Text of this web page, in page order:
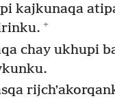
kajkunaqa
+
chay ukhupi